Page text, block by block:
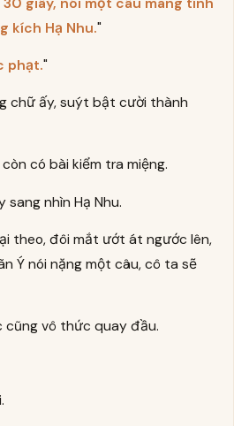
kích Hạ Nhu."
phạt."
chữ ấy, suýt bật cười thành
có bài kiểm tra miệng.
nhìn Hạ Nhu.
theo, đôi mắt ướt át ngước lên,
Ý nói nặng một câu, cô ta sẽ
cũng vô thức quay đầu.